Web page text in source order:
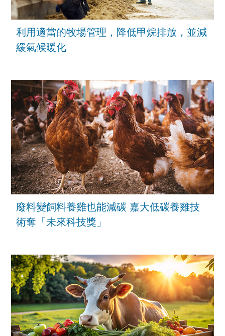
利用適當的牧場管理，降低甲烷排放，並減
緩氣候暖化
廢料變飼料養雞也能減碳 嘉大低碳養雞技
術奪「未來科技獎」